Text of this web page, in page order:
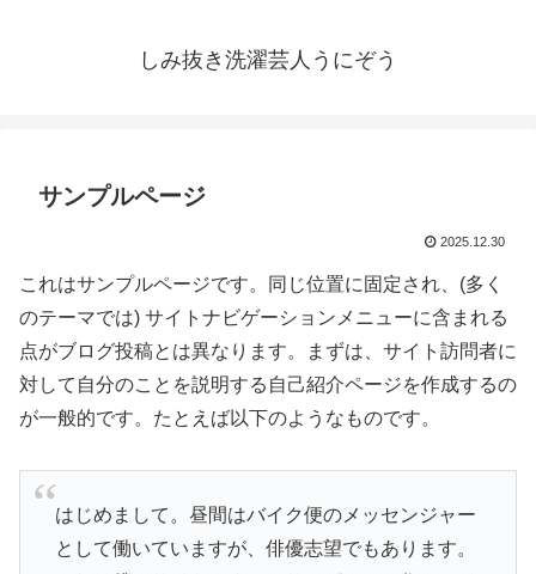
しみ抜き洗濯芸人うにぞう
サンプルページ
2025.12.30
これはサンプルページです。同じ位置に固定され、(多く
のテーマでは) サイトナビゲーションメニューに含まれる
点がブログ投稿とは異なります。まずは、サイト訪問者に
対して自分のことを説明する自己紹介ページを作成するの
が一般的です。たとえば以下のようなものです。
はじめまして。昼間はバイク便のメッセンジャー
として働いていますが、俳優志望でもあります。